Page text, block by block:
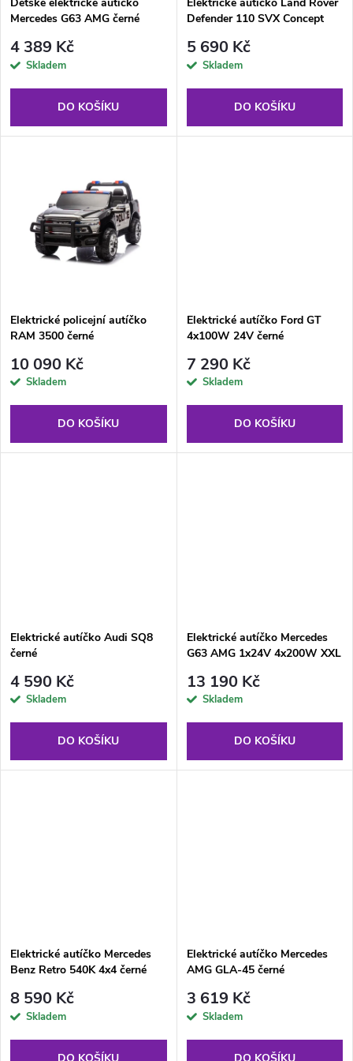
p
r
o
d
p
r
ů
Mercedes G63 AMG černé
4 389 Kč
Skladem
DO KOŠÍKU
Defender 110 SVX Concept
5 690 Kč
Skladem
DO KOŠÍKU
Elektrické policejní autíčko
RAM 3500 černé
10 090 Kč
Skladem
DO KOŠÍKU
Elektrické autíčko Ford GT
4x100W 24V černé
7 290 Kč
Skladem
DO KOŠÍKU
Elektrické autíčko Audi SQ8
černé
4 590 Kč
Skladem
DO KOŠÍKU
Elektrické autíčko Mercedes
G63 AMG 1x24V 4x200W XXL
13 190 Kč
Skladem
DO KOŠÍKU
Elektrické autíčko Mercedes
Benz Retro 540K 4x4 černé
8 590 Kč
Skladem
Elektrické autíčko Mercedes
AMG GLA-45 černé
3 619 Kč
Skladem